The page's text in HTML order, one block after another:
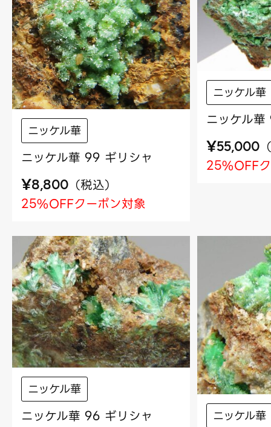
ニッケル華
ニッケル華 99 ギリシャ
¥8,800 （税込）
25%OFFクーポン対象
ニッケル華
ニッケル
¥55,000 （
25%OFF
ニッケル華
ニッケル華 96 ギリシャ ニッケル華